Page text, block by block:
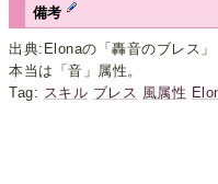
備考
出典:Elonaの「轟音のブレス」
本当は「音」属性。
Tag: スキル ブレス 風属性